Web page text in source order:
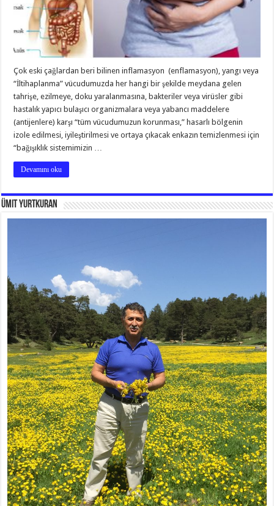
Çok eski çağlardan beri bilinen inflamasyon (enflamasyon), yangı veya
“İltihaplanma” vücudumuzda her hangi bir şekilde meydana gelen
tahrişe, ezilmeye, doku yaralanmasına, bakteriler veya virüsler gibi
hastalık yapıcı bulaşıcı organizmalara veya yabancı maddelere
(antijenlere) karşı “tüm vücudumuzun korunması,” hasarlı bölgenin
izole edilmesi, iyileştirilmesi ve ortaya çıkacak enkazın temizlenmesi için
“bağışıklık sistemimizin …
Devamını oku
Ümit Yurtkuran